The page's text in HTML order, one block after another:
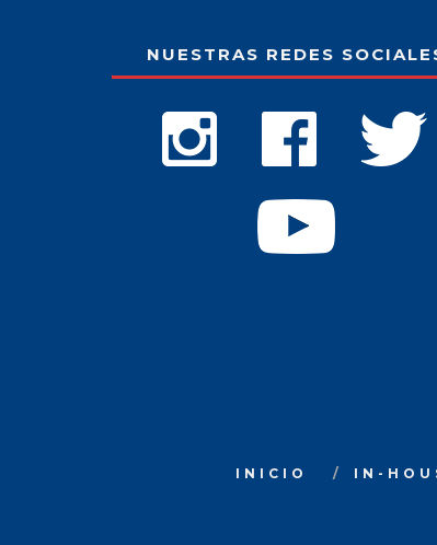
NUESTRAS REDES
INICIO IN-